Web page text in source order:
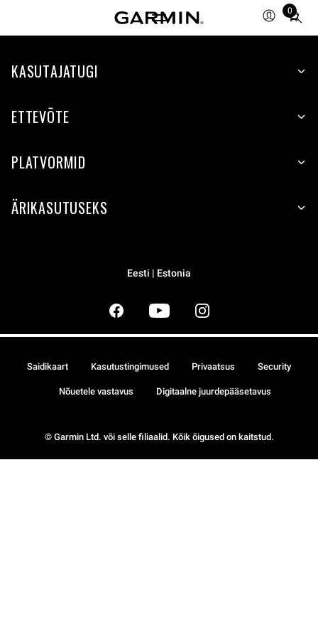
0
Total
items
cart:
KASUTAJATUGI
ETTEVÕTE
PLATVORMID
ÄRIKASUTUSEKS
Eesti | Estonia
© Garmin Ltd. või selle filiaalid. Kõik õigused on kaitstud.
Saidikaart Kasutustingimused Privaatsus Security
Nõuetele vastavus Digitaalne juurdepääsetavus